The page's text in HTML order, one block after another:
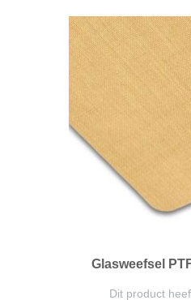
Glasweefsel
Dit product